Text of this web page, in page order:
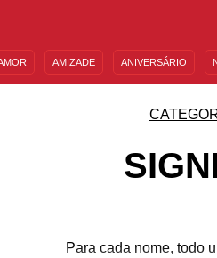
AMIZADE ANIVERSÁRIO
Para cada nome, todo